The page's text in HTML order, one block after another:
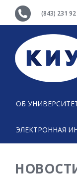
(843) 231 92
ОБ
ЭЛЕКТРОННАЯ